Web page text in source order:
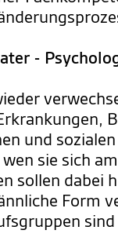
-
und
sie sich
sollen dabei
Form